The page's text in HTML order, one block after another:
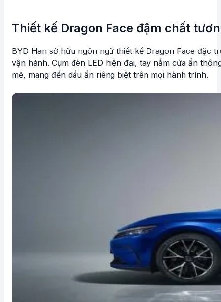
Thiết kế Dragon Face đậm chất
BYD Han sở hữu ngôn ngữ thiết kế Dragon Face đặc
vận hành. Cụm đèn LED hiện đại, tay nắm cửa ẩn
mẽ, mang đến dấu ấn riêng biệt trên mọi hành trình.